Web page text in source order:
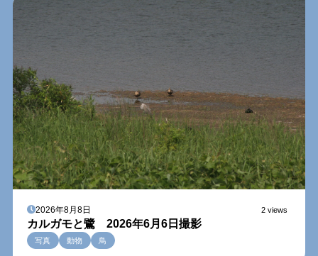
2026年8月8日 2 views
カルガモと鷺 2026年6月6日撮影
写真 動物 鳥